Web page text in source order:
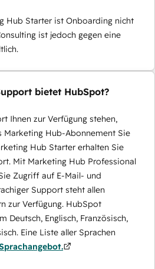
Hub Starter ist Onboarding nicht
ist jedoch gegen eine
bietet HubSpot?
Ihnen zur Verfügung stehen,
Marketing Hub-Abonnement Sie
Hub Starter erhalten Sie
Mit Marketing Hub Professional
Zugriff auf E-Mail- und
Support steht allen
zur Verfügung. HubSpot
Deutsch, Englisch, Französisch,
Eine Liste aller Sprachen